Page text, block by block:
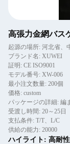
高張力金網バス
起源の場所: 河北省、
ブランド名: XUWEI
証明: CE ISO9001
モデル番号: XW-006
最小注文数量: 200個
価格: custom
パッケージの詳細: 編
受渡し時間: 20～25日
支払条件: T/T、L/C
供給の能力: 20000
ハイライト: 高耐